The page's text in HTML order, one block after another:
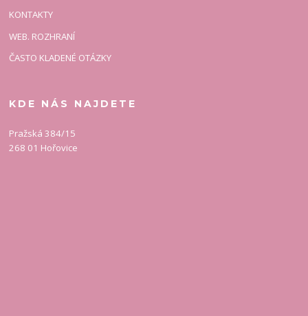
KONTAKTY
WEB. ROZHRANÍ
ČASTO KLADENÉ OTÁZKY
KDE NÁS NAJDETE
Pražská 384/15
268 01 Hořovice